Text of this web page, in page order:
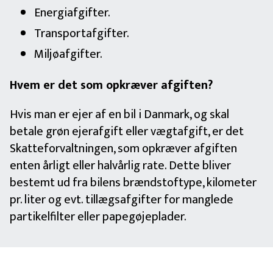
Energiafgifter.
Transportafgifter.
Miljøafgifter.
Hvem er det som opkræver afgiften?
Hvis man er ejer af en bil i Danmark, og skal
betale grøn ejerafgift eller vægtafgift, er det
Skatteforvaltningen, som opkræver afgiften
enten årligt eller halvårlig rate. Dette bliver
bestemt ud fra bilens brændstoftype, kilometer
pr. liter og evt. tillægsafgifter for manglede
partikelfilter eller papegøjeplader.